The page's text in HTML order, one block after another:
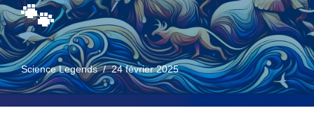
🐾
Science Legends 24 février 2025